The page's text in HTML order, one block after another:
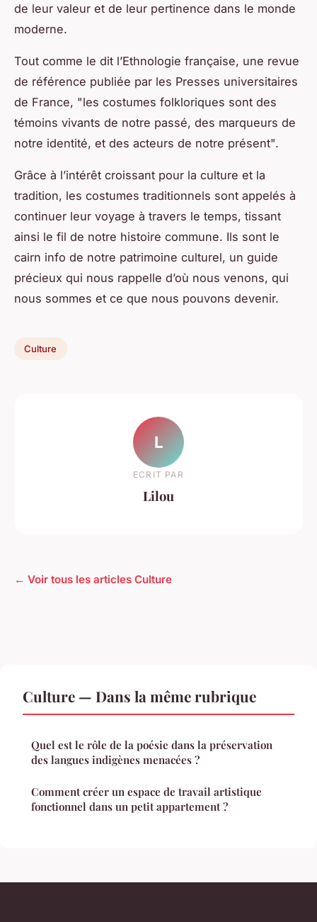
de leur valeur et de leur pertinence dans le monde
moderne.
Tout comme le dit l’Ethnologie française, une revue
de référence publiée par les Presses universitaires
de France, "les costumes folkloriques sont des
témoins vivants de notre passé, des marqueurs de
notre identité, et des acteurs de notre présent".
Grâce à l’intérêt croissant pour la culture et la
tradition, les costumes traditionnels sont appelés à
continuer leur voyage à travers le temps, tissant
ainsi le fil de notre histoire commune. Ils sont le
cairn info de notre patrimoine culturel, un guide
précieux qui nous rappelle d’où nous venons, qui
nous sommes et ce que nous pouvons devenir.
Culture
L
ECRIT PAR
Lilou
← Voir tous les articles Culture
Culture — Dans la même rubrique
Quel est le rôle de la poésie dans la préservation
des langues indigènes menacées ?
Comment créer un espace de travail artistique
fonctionnel dans un petit appartement ?